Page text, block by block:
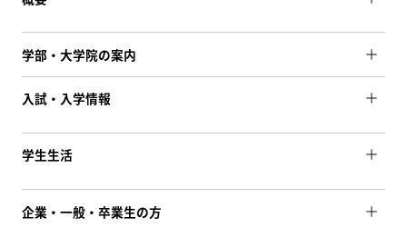
学部・大学院の案内
入試・入学情報
学生生活
企業・一般・卒業生の方